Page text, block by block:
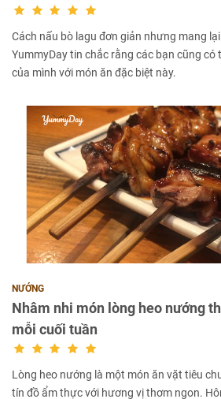
Cách nấu bò lagu đơn giản nhưng mang
YummyDay tin chắc rằng các bạn cũng
của mình với món ăn đặc biệt này.
NƯỚNG
Nhâm nhi món lòng heo nướng
mỗi cuối tuần
Lòng heo nướng là một món ăn vặt tiêu
tín đồ ẩm thực với hương vị thơm ngon.